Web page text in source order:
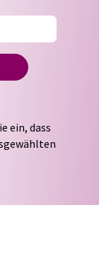
ein, dass
darf
Ihre
von